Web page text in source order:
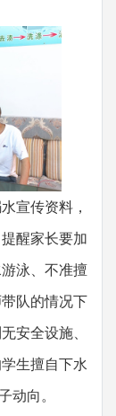
宣传资料，
醒家长要加
泳、不准擅
队的情况下
安全设施、
生擅自下水
动向。